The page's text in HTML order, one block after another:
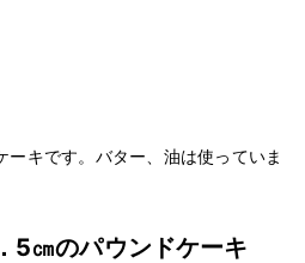
ーキです。バター、油は使っていま
5㎝のパウンドケーキ